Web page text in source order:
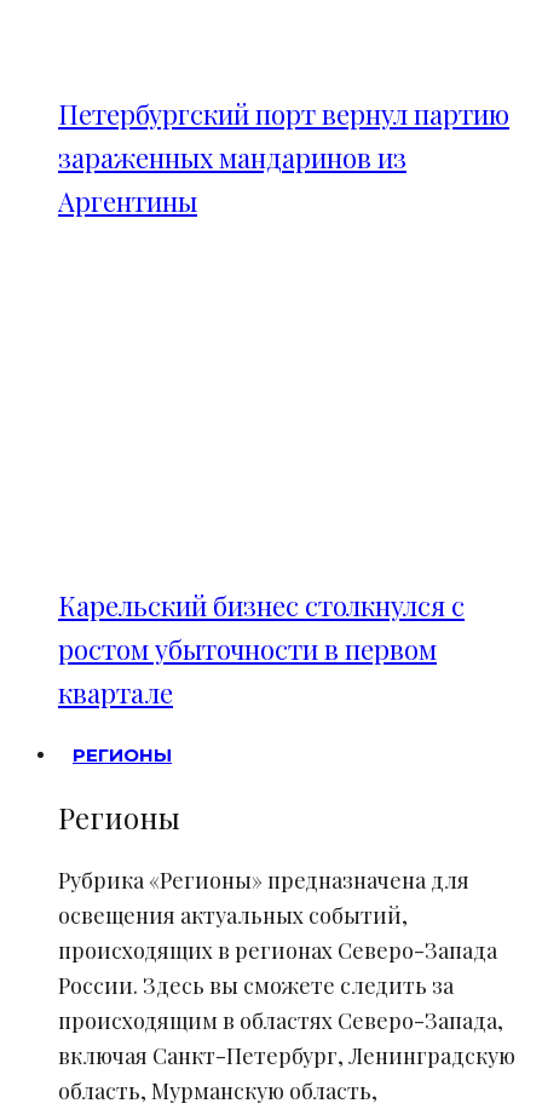
Петербургский порт вернул партию
зараженных мандаринов из
Аргентины
Карельский бизнес столкнулся с
ростом убыточности в первом
квартале
РЕГИОНЫ
Регионы
Рубрика «Регионы» предназначена для
освещения актуальных событий,
происходящих в регионах Северо-Запада
России. Здесь вы сможете следить за
происходящим в областях Северо-Запада,
включая Санкт-Петербург, Ленинградскую
область, Мурманскую область,